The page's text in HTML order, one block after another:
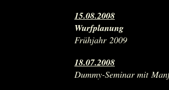
15.08.2008
Wurfplanung
Frühjahr 2009
18.07.2008
Dummy-Seminar mit